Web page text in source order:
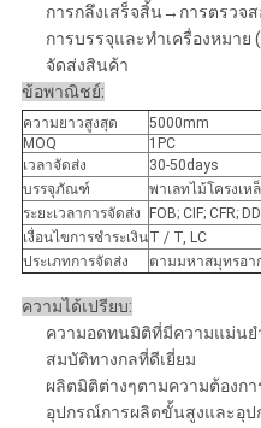
การกลึงเสร็จสิ้น→การตรวจ
การบรรจุและทำเครื่องหมาย
จัดส่งสินค้า
ข้อพาณิชย์:
ความยาวสูงสุด
5000mm
MOQ
1PC
เวลาจัดส่ง
30-50days
บรรจุภัณฑ์
พาเลทไม้โครงเห
ระยะเวลาการจัดส่ง
FOB; CIF; CFR;
เงื่อนไขการชำระเงินT / T, LC
ประเภทการจัดส่ง
ตามมหาสมุทรอา
ความได้เปรียบ:
ความอดทนมิติที่มีความแม่นย
สมบัติทางกลที่ดีเยี่ยม
ผลิตมิติต่างๆตามความต้องก
อุปกรณ์การผลิตขั้นสูงและอุ